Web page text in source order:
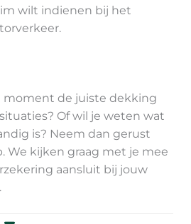
wilt indienen bij het
moment de juiste dekking
Of wil je weten wat
is? Neem dan gerust
We kijken graag met je mee
aansluit bij jouw